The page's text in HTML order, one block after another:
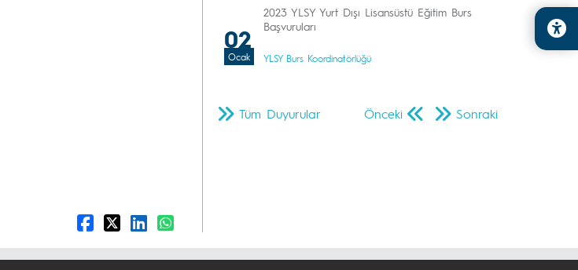
02
Ocak
2023 YLSY Yurt Dışı Lisansüstü Eğitim Burs
Başvuruları
YLSY Burs Koordinatörlüğü
Önceki Sonraki
Tüm Duyurular